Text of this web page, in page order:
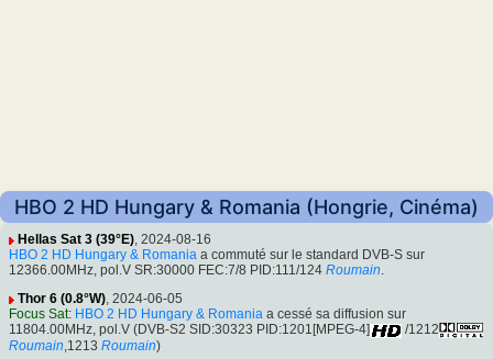
HBO 2 HD Hungary & Romania (Hongrie, Cinéma)
Hellas Sat 3 (39°E), 2024-08-16
HBO 2 HD Hungary & Romania a commuté sur le standard DVB-S sur
12366.00MHz, pol.V SR:30000 FEC:7/8 PID:111/124 Roumain.
Thor 6 (0.8°W), 2024-06-05
Focus Sat: HBO 2 HD Hungary & Romania a cessé sa diffusion sur
11804.00MHz, pol.V (DVB-S2 SID:30323 PID:1201[MPEG-4]
/1212
Roumain,1213 Roumain)